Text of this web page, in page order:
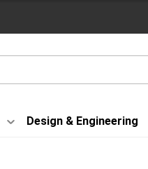
Design & Engineering